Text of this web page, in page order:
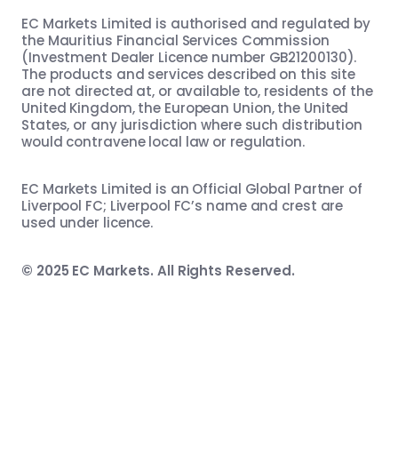
EC Markets Limited is authorised and regulated by
the Mauritius Financial Services Commission
(Investment Dealer Licence number GB21200130).
The products and services described on this site
are not directed at, or available to, residents of the
United Kingdom, the European Union, the United
States, or any jurisdiction where such distribution
would contravene local law or regulation.
EC Markets Limited is an Official Global Partner of
Liverpool FC; Liverpool FC’s name and crest are
used under licence.
© 2025 EC Markets. All Rights Reserved.